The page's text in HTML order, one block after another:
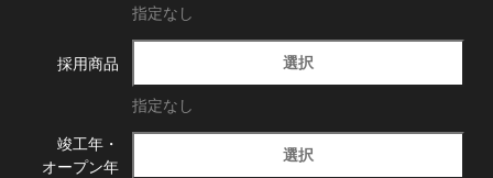
指定なし
採用商品 選択
指定なし
竣工年・
オープン年
選択